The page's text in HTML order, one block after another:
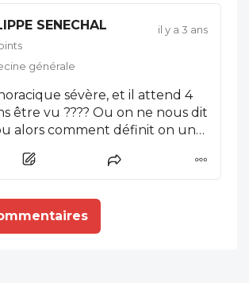
comprendre qu’il y a
de fond.
SENECHAL
générale
il y a 3 ans
sévère, et il attend 4
???? Ou on ne nous dit
alors comment définit on un